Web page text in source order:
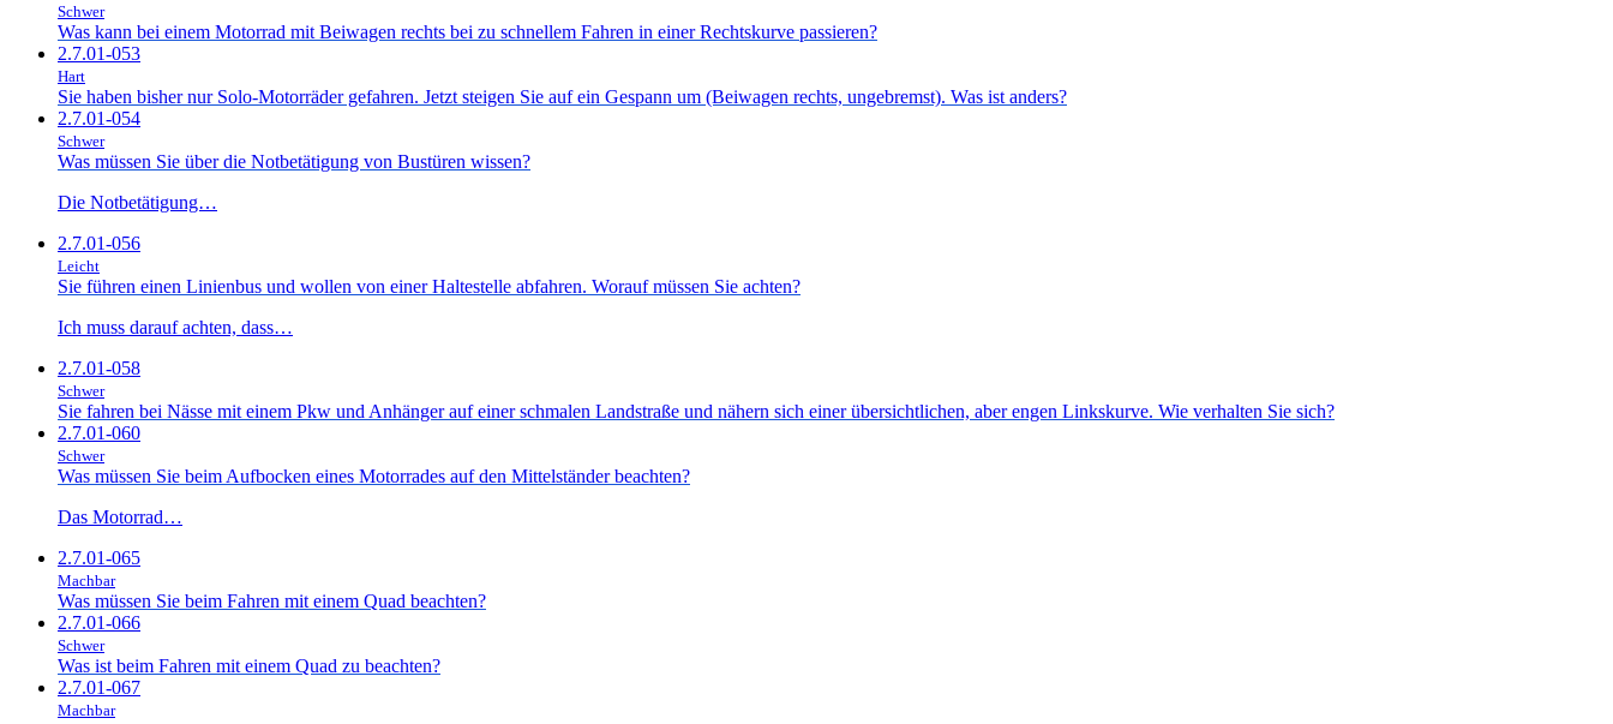
Schwer
Was kann bei einem Motorrad mit Beiwagen rechts bei zu schnellem Fahren in einer Rechtskurve passieren?
2.7.01-053
Hart
Sie haben bisher nur Solo-Motorräder gefahren. Jetzt steigen Sie auf ein Gespann um (Beiwagen rechts, ungebremst). Was ist anders?
2.7.01-054
Schwer
Was müssen Sie über die Notbetätigung von Bustüren wissen?
Die Notbetätigung…
2.7.01-056
Leicht
Sie führen einen Linienbus und wollen von einer Haltestelle abfahren. Worauf müssen Sie achten?
Ich muss darauf achten, dass…
2.7.01-058
Schwer
Sie fahren bei Nässe mit einem Pkw und Anhänger auf einer schmalen Landstraße und nähern sich einer übersichtlichen, aber engen Linkskurve. Wie verhalten Sie sich?
2.7.01-060
Schwer
Was müssen Sie beim Aufbocken eines Motorrades auf den Mittelständer beachten?
Das Motorrad…
2.7.01-065
Machbar
Was müssen Sie beim Fahren mit einem Quad beachten?
2.7.01-066
Schwer
Was ist beim Fahren mit einem Quad zu beachten?
2.7.01-067
Machbar